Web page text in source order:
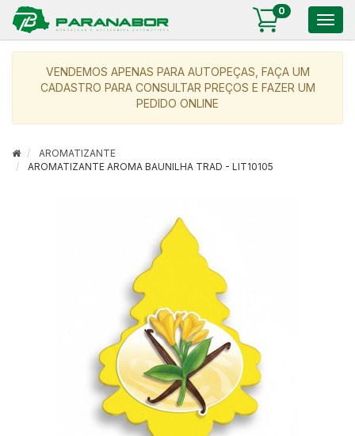
0
VENDEMOS APENAS PARA AUTOPEÇAS, FAÇA UM
CADASTRO PARA CONSULTAR PREÇOS E FAZER UM
PEDIDO ONLINE
AROMATIZANTE
AROMATIZANTE AROMA BAUNILHA TRAD - LIT10105